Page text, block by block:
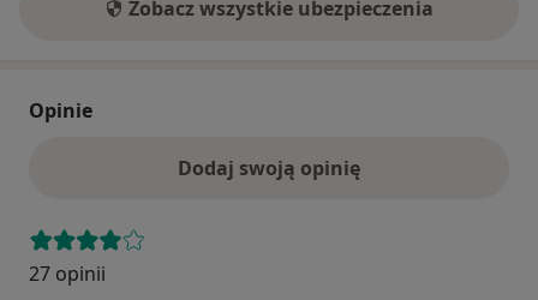
Zobacz wszystkie ubezpieczenia
Opinie
Dodaj swoją opinię
27 opinii